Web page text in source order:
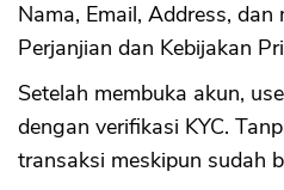
Nama, Email, Address,
Perjanjian dan Kebijakan
Setelah membuka akun,
dengan verifikasi KYC.
transaksi meskipun sudah